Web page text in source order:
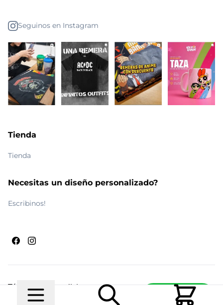
Escribinos
Seguinos en Instagram
Tienda
Tienda
Necesitas un diseño personalizado?
Escribinos!
© 2026 Maldito RamónRealizado por Ecwid de
Términos y condiciones